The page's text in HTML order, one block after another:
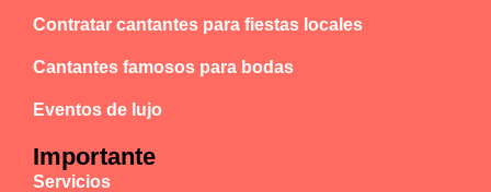
Contratar cantantes para fiestas locales
Cantantes famosos para bodas
Eventos de lujo
Importante
Servicios